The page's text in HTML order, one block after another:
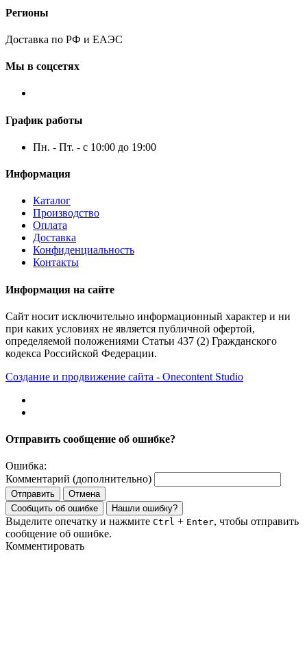
Регионы
Доставка по РФ и ЕАЭС
Мы в соцсетях
График работы
Пн. - Пт. - с 10:00 до 19:00
Информация
Каталог
Производство
Оплата
Доставка
Конфиденциальность
Контакты
Информация на сайте
Сайт носит исключительно информационный характер и ни
при каких условиях не является публичной офертой,
определяемой положениями Статьи 437 (2) Гражданского
кодекса Российской Федерации.
Создание и продвижение сайта - Onecontent Studio
Отправить сообщение об ошибке?
Ошибка:
Комментарий (дополнительно)
Отправить
Отмена
Сообщить об ошибке
Нашли ошибку?
Выделите опечатку и нажмите Ctrl + Enter, чтобы отправить
сообщение об ошибке.
Комментировать